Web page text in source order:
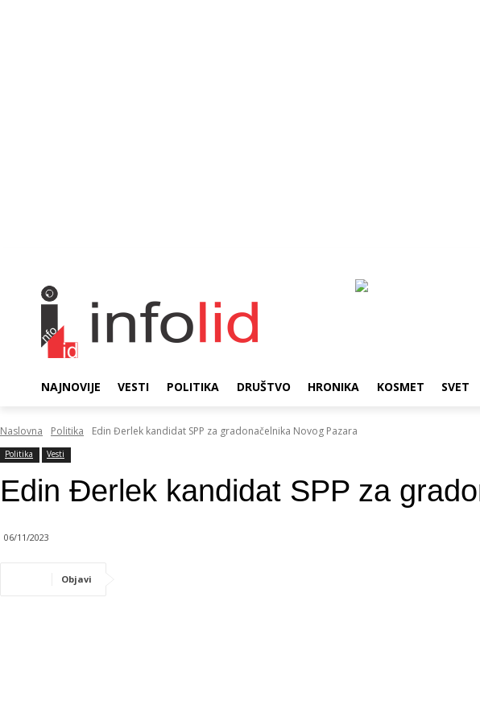
NAJNOVIJE VESTI POLITIKA DRUŠTVO HRONIKA KOSMET SVET
Naslovna Politika Edin Đerlek kandidat SPP za gradonačelnika Novog Pazara
Politika Vesti
Edin Đerlek kandidat SPP za
06/11/2023
Objavi